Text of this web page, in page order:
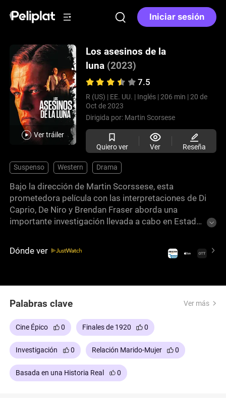
Iniciar sesión
Ver tráiler
Los asesinos de la
luna (2023)
7.5
R (US) | EE. UU. | Inglés | 206 min | 20 de
Oct de 2023
Dirigida por: Martin Scorsese
Quiero ver Ver Reseña
Suspenso Western Drama
Bajo la dirección de Martin Scorssese, esta
prometedora película con las interpretaciones de Di
Caprio, De Niro y Brendan Fraser aborda una
importante investigación llevada a cabo en Estados
Ernest Burkhart será el encargado de desentrañar
Dónde ver
Palabras clave Ver más
Cine Épico 0 Finales de 1920 0
Investigación 0 Relación Marido-Mujer 0
Basada en una Historia Real 0